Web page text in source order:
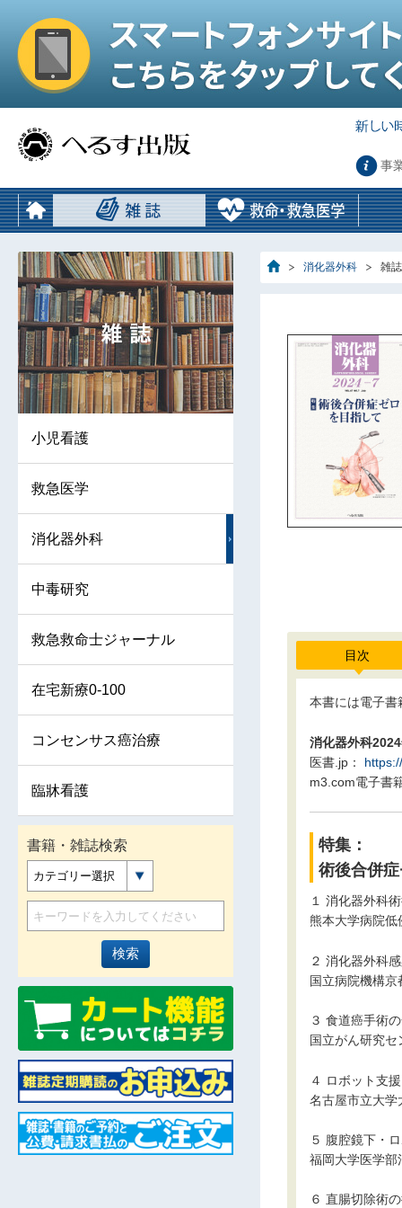
事
消化器外科 雑
目次
本書には電子書
消化器外科
医書.jp：
m3.com電子書
特集：
術後合併
１ 消化器外科
熊本大学病院
２ 消化器外科
国立病院機構
３ 食道癌手術
国立がん研究
４ ロボット支
名古屋市立大
５ 腹腔鏡下・
福岡大学医学
６ 直腸切除術
小児看護
救急医学
消化器外科
中毒研究
救急救命士ジャーナル
在宅新療0-100
コンセンサス癌治療
臨牀看護
書籍・雑誌検索
カテゴリー選択